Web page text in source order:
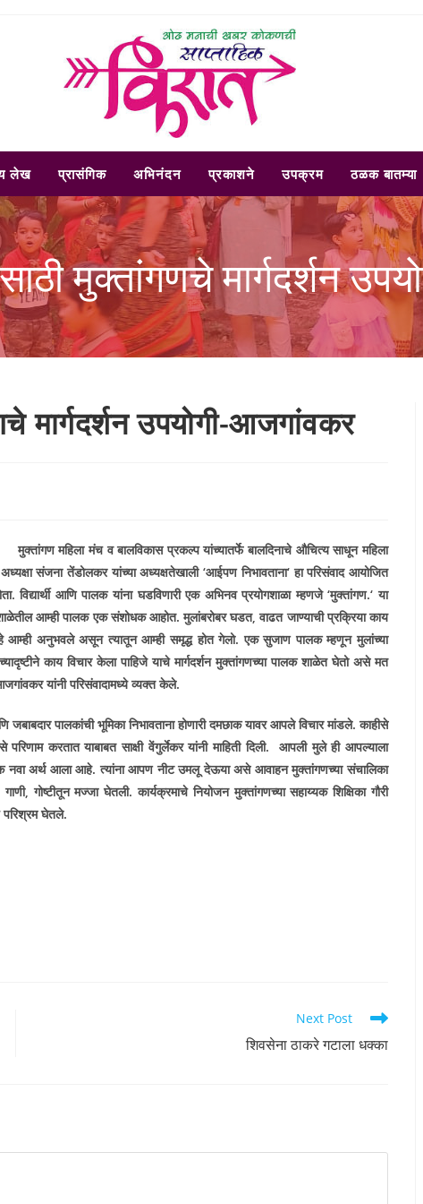
लेख प्रासंगिक अभिनंदन प्रकाशने उपक्रम ठळक बातम्या
मुक्तांगणचे मार्गदर्शन
मार्गदर्शन उपयोगी-आजगांवकर
मुक्तांगण महिला मंच व बालविकास प्रकल्प यांच्यातर्फे बालदिनाचे औचित्य साधून महिला
संजना तेंडोलकर यांच्या अध्यक्षतेखाली‘आईपण निभावताना‘हा परिसंवाद आयोजित
विद्यार्थी आणि पालक यांना घडविणारी एक अभिनव प्रयोगशाळा म्हणजे‘मुक्तांगण.‘या
आम्ही पालक एक संशोधक आहोत. मुलांबरोबर घडत,वाढत जाण्याची प्रक्रिया काय
अनुभवले असून त्यातून आम्ही समृद्ध होत गेलो. एक सुजाण पालक म्हणून मुलांच्या
काय विचार केला पाहिजे याचे मार्गदर्शन मुक्तांगणच्या पालक शाळेत घेतो असे मत
यांनी परिसंवादामध्ये व्यक्त केले.
जबाबदार पालकांची भूमिका निभावताना होणारी दमछाक यावर आपले विचार मांडले. काहीसे
परिणाम करतात याबाबत साक्षी वेंगुर्लेकर यांनी माहिती दिली. आपली मुले ही आपल्याला
नवा अर्थ आला आहे. त्यांना आपण नीट उमलू देऊया असे आवाहन मुक्तांगणच्या संचालिका
गाणी,गोष्टीतून मज्जा घेतली. कार्यक्रमाचे नियोजन मुक्तांगणच्या सहाय्यक शिक्षिका गौरी
घेतले.
Next Post
शिवसेना ठाकरे गटाला धक्का